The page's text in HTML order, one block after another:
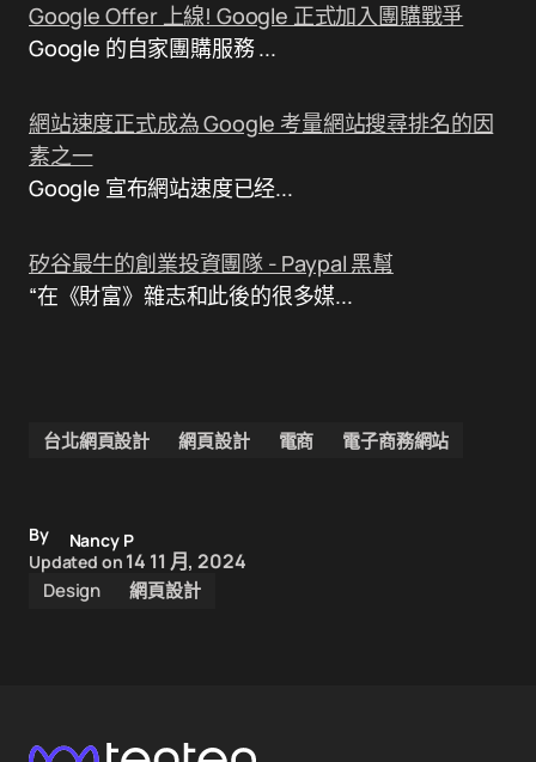
Google Offer 上線! Google 正式加入團購戰爭
Google 的自家團購服務 ...
網站速度正式成為 Google 考量網站搜尋排名的因
素之一
Google 宣布網站速度已经...
矽谷最牛的創業投資團隊 - Paypal 黑幫
“在《財富》雜志和此後的很多媒...
台北網頁設計 網頁設計 電商 電子商務網站
By
Nancy P
Updated on 14 11 月, 2024
Design 網頁設計